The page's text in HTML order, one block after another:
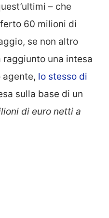
– che
60 milioni di
se non altro
una intesa
agente, lo stesso di
sulla base di un
di euro netti a